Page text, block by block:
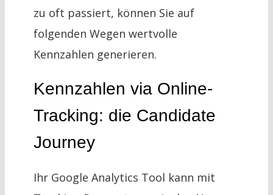
zu oft passiert, können Sie auf
folgenden Wegen wertvolle
Kennzahlen generieren.
Kennzahlen via Online-
Tracking: die Candidate
Journey
Ihr Google Analytics Tool kann mit